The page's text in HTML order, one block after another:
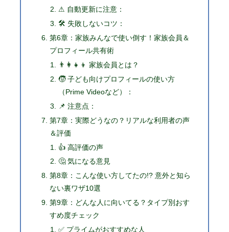
⚠ 自動更新に注意：
🛠 失敗しないコツ：
第6章：家族みんなで使い倒す！家族会員＆
プロフィール共有術
👨‍👩‍👧‍👦 家族会員とは？
🧒 子ども向けプロフィールの使い方
（Prime Videoなど）：
📌 注意点：
第7章：実際どうなの？リアルな利用者の声
＆評価
👍 高評価の声
🤔 気になる意見
第8章：こんな使い方してたの!? 意外と知ら
ない裏ワザ10選
第9章：どんな人に向いてる？タイプ別おす
すめ度チェック
✅ プライムがおすすめな人